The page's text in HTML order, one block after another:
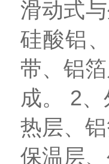
滑动式
硅酸铝
带、铝
成。 2
热层、
保温层